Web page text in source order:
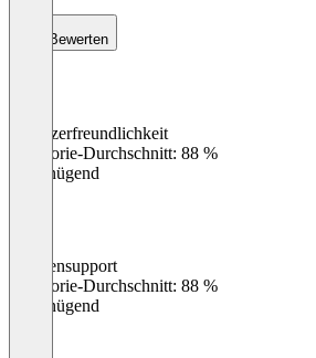
Bewerten
Benutzerfreundlichkeit
Kategorie-Durchschnitt: 88 %
Ungenügend
Kundensupport
Kategorie-Durchschnitt: 88 %
Ungenügend